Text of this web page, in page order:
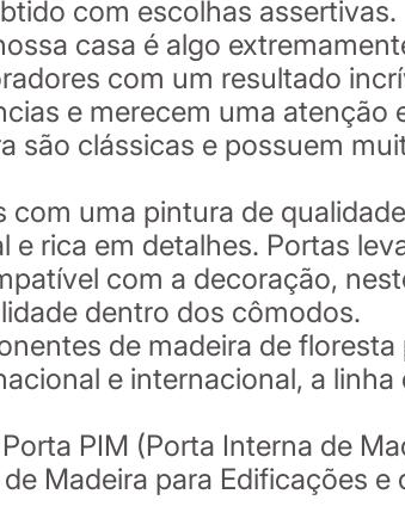
com escolhas assertivas.
casa é algo
com um resultado
e merecem uma
são clássicas e possuem
uma pintura de
rica em detalhes. Portas
com a decoração,
dentro dos cômodos.
de madeira de
e internacional, a
PIM (Porta Interna de
Madeira para Edificações e